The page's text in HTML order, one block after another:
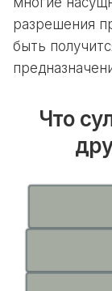
разрешения
быть
Что